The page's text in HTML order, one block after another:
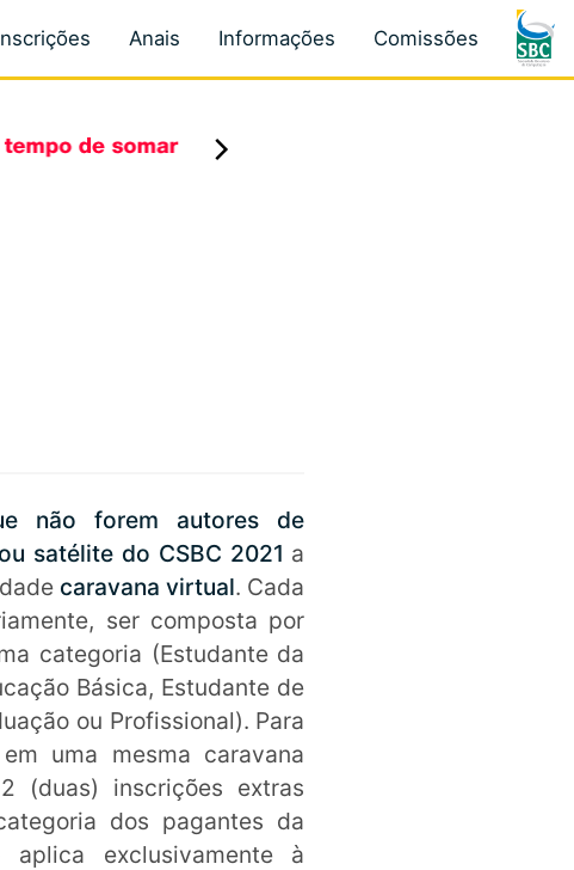
Anais Informações Comissões
não forem autores de
satélite do CSBC 2021 a
caravana virtual. Cada
ser composta por
categoria (Estudante da
Básica, Estudante de
ou Profissional). Para
uma mesma caravana
(duas) inscrições extras
dos pagantes da
exclusivamente à